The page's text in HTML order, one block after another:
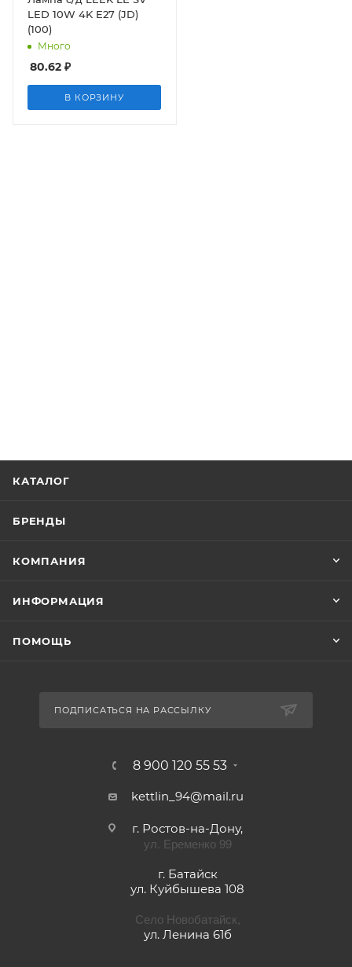
LED 10W 4K E27 (JD)
(100)
Много
80.62 ₽
В КОРЗИНУ
КАТАЛОГ
БРЕНДЫ
КОМПАНИЯ
ИНФОРМАЦИЯ
ПОМОЩЬ
ПОДПИСАТЬСЯ НА РАССЫЛКУ
8 900 120 55 53
kettlin_94@mail.ru
г. Ростов-на-Дону,
ул. Еременко 99
г. Батайск
ул. Куйбышева 108
Село Новобатайск,
ул. Ленина 61б